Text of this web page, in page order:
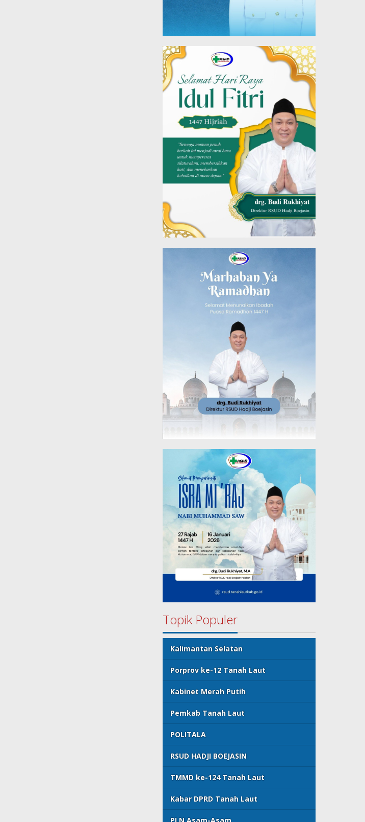
Topik Populer
Kalimantan Selatan
Porprov ke-12 Tanah Laut
Kabinet Merah Putih
Pemkab Tanah Laut
POLITALA
RSUD HADJI BOEJASIN
TMMD ke-124 Tanah Laut
Kabar DPRD Tanah Laut